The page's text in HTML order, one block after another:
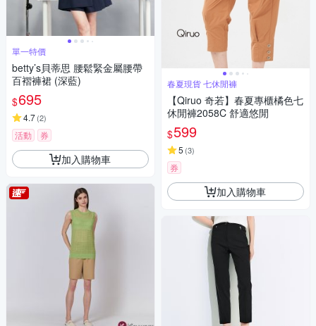
單一特價
betty’s貝蒂思 腰鬆緊金屬腰帶
百褶褲裙 (深藍)
$695
4.7(2)
活動 券
加入購物車
春夏現貨 七休閒褲
【Qiruo 奇若】春夏專櫃橘色七
休閒褲2058C 舒適悠閒
$599
5 (3)
券
加入購物車